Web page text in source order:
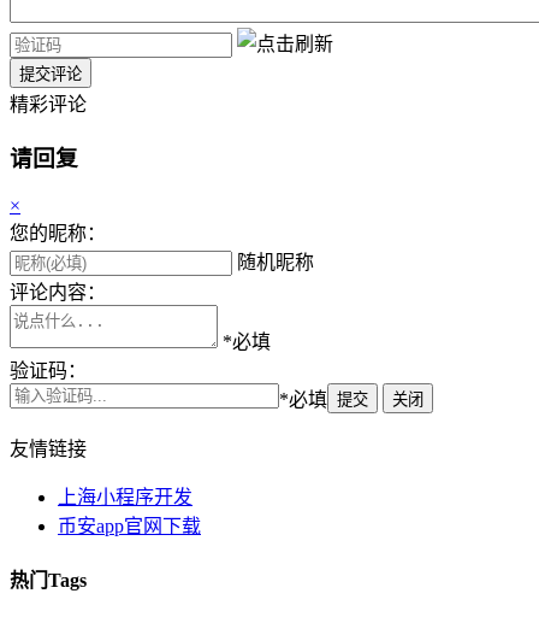
提交评论
精彩评论
请回复
×
您的昵称：
随机昵称
评论内容：
*必填
验证码：
*必填 提交 关闭
友情链接
上海小程序开发
币安app官网下载
热门Tags